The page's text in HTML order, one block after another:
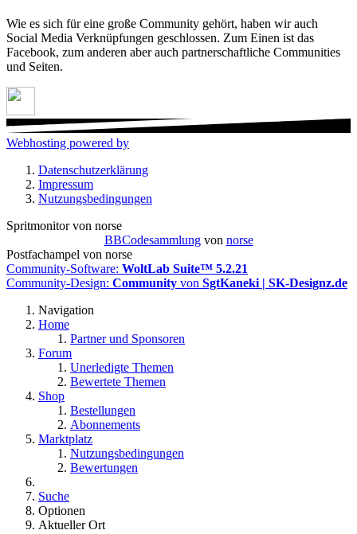
Wie es sich für eine große Community gehört, haben wir auch
Social Media Verknüpfungen geschlossen. Zum Einen ist das
Facebook, zum anderen aber auch partnerschaftliche Communities
und Seiten.
Webhosting powered by
Datenschutzerklärung
Impressum
Nutzungsbedingungen
Spritmonitor von norse
BBCodesammlungvon norse
Postfachampel von norse
Community-Software: WoltLab Suite™ 5.2.21
Community-Design: Community von SgtKaneki | SK-Designz.de
Navigation
Home
Partner und Sponsoren
Forum
Unerledigte Themen
Bewertete Themen
Shop
Bestellungen
Abonnements
Marktplatz
Nutzungsbedingungen
Bewertungen
Suche
Optionen
Aktueller Ort